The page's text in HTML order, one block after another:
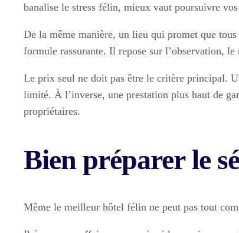
banalise le stress félin, mieux vaut poursuivre vos
De la même manière, un lieu qui promet que tous
formule rassurante. Il repose sur l’observation,
Le prix seul ne doit pas être le critère principal.
limité. À l’inverse, une prestation plus haut de
propriétaires.
Bien préparer le
Même le meilleur hôtel félin ne peut pas tout